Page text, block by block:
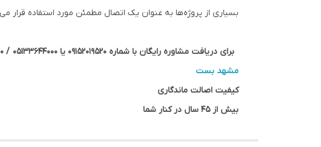
بسیاری از پروژه‌ها به عنوان یک اتصال مطمئن مورد استفاده قرار
برای دریافت مشاوره رایگان با شماره 09152019520 یا 05133644000 / 2000 723 0513تماس بگیرید
مشهد بست
کیفیت اصالت ماندگاری
بیش از 45 سال در کنار شما